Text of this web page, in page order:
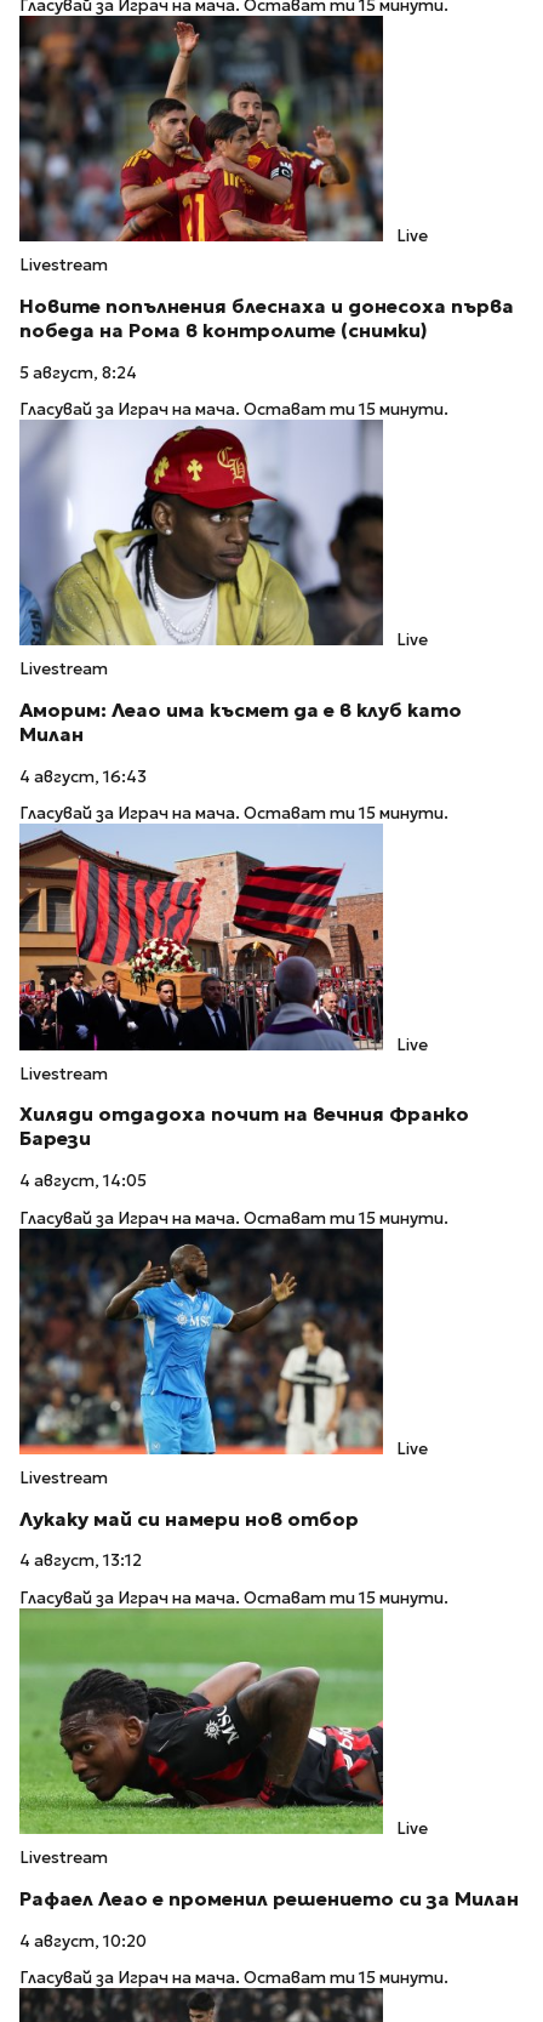
Гласувай за Играч на мача. Остават ти 15 минути.
Live
Livestream
Новите попълнения блеснаха и донесоха първа
победа на Рома в контролите (снимки)
5 август, 8:24
Гласувай за Играч на мача. Остават ти 15 минути.
Live
Livestream
Аморим: Леао има късмет да е в клуб като
Милан
4 август, 16:43
Гласувай за Играч на мача. Остават ти 15 минути.
Live
Livestream
Хиляди отдадоха почит на вечния Франко
Барези
4 август, 14:05
Гласувай за Играч на мача. Остават ти 15 минути.
Live
Livestream
Лукаку май си намери нов отбор
4 август, 13:12
Гласувай за Играч на мача. Остават ти 15 минути.
Live
Livestream
Рафаел Леао е променил решението си за Милан
4 август, 10:20
Гласувай за Играч на мача. Остават ти 15 минути.